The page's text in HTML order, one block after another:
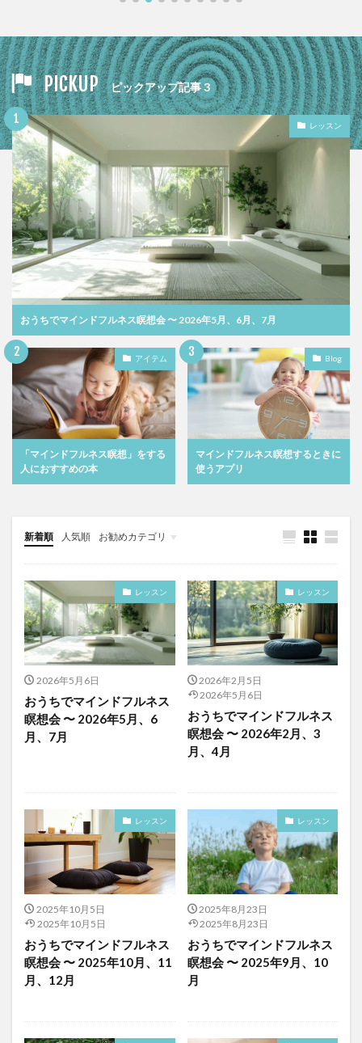
PICKUP ピックアップ記事 3
レッスン
おうちでマインドフルネス瞑想会 〜 2026年5月、6月、7月
アイテム
「マインドフルネス瞑想」をする
人におすすめの本
Blog
マインドフルネス瞑想するときに
使うアプリ
新着順 人気順 お勧めカテゴリ
レッスン
レッスン
2026年5月6日
おうちでマインドフルネス
瞑想会 〜 2026年5月、6
月、7月
レッスン
2026年2月5日
2026年5月6日
おうちでマインドフルネス
瞑想会 〜 2026年2月、3
月、4月
レッスン
2025年10月5日
2025年10月5日
おうちでマインドフルネス
瞑想会 〜 2025年10月、11
月、12月
レッスン
2025年8月23日
2025年8月23日
おうちでマインドフルネス
瞑想会 〜 2025年9月、10
月